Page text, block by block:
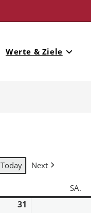
Werte & Ziele
Today Next
SA.
31